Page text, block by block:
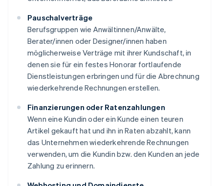
Pauschalverträge
Berufsgruppen wie Anwältinnen/Anwälte,
Berater/innen oder Designer/innen haben
möglicherweise Verträge mit ihrer Kundschaft, in
denen sie für ein festes Honorar fortlaufende
Dienstleistungen erbringen und für die Abrechnung
wiederkehrende Rechnungen erstellen.
Finanzierungen oder Ratenzahlungen
Wenn eine Kundin oder ein Kunde einen teuren
Artikel gekauft hat und ihn in Raten abzahlt, kann
das Unternehmen wiederkehrende Rechnungen
verwenden, um die Kundin bzw. den Kunden an jede
Zahlung zu erinnern.